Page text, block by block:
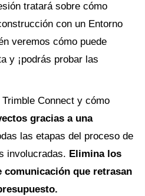
tratará sobre cómo
con un Entorno
veremos cómo puede
y ¡podrás probar las
Connect y cómo
gracias a una
las etapas del proceso de
involucradas. Elimina los
comunicación que retrasan